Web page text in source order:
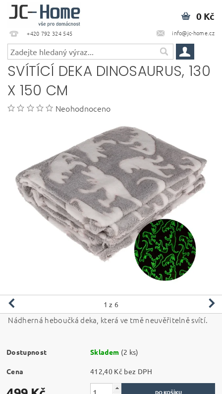
+420 792 324 545 info@jc-home.cz
0 Kč
SVÍTÍCÍ DEKA DINOSAURUS, 130
X 150 CM
Neohodnoceno
1 z 6
Nádherná heboučká deka, která ve tmě neuvěřitelně svítí.
Dostupnost Skladem (2 ks)
Cena 412,40 Kč bez DPH